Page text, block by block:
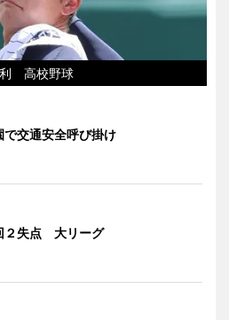
利 高校野球
で交通安全呼び掛け
２失点 大リーグ